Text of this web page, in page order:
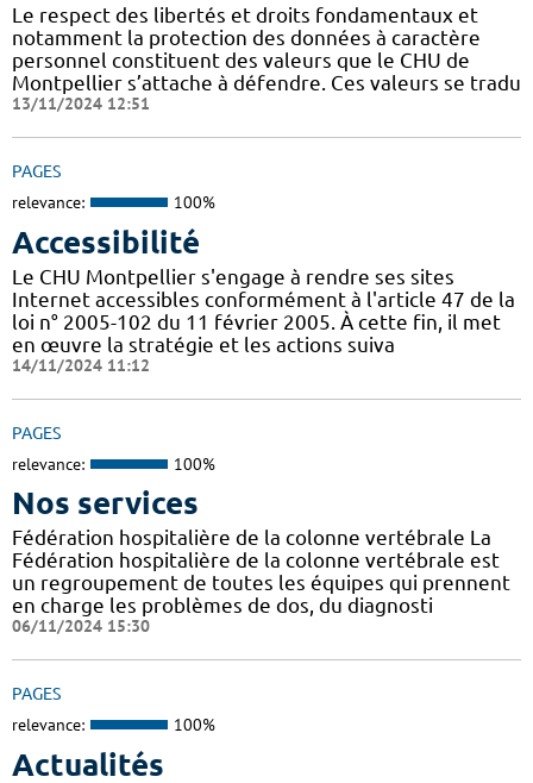
Le respect des libertés et droits fondamentaux et
notamment la protection des données à caractère
personnel constituent des valeurs que le CHU de
Montpellier s’attache à défendre. Ces valeurs se tradu
13/11/2024 12:51
PAGES
relevance: 100%
Accessibilité
Le CHU Montpellier s'engage à rendre ses sites
Internet accessibles conformément à l'article 47 de la
loi n° 2005-102 du 11 février 2005. À cette fin, il met
en œuvre la stratégie et les actions suiva
14/11/2024 11:12
PAGES
relevance: 100%
Nos services
Fédération hospitalière de la colonne vertébrale La
Fédération hospitalière de la colonne vertébrale est
un regroupement de toutes les équipes qui prennent
en charge les problèmes de dos, du diagnosti
06/11/2024 15:30
PAGES
relevance: 100%
Actualités